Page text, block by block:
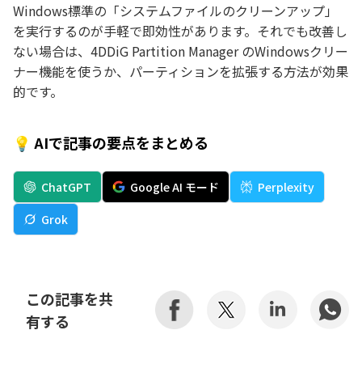
Windows標準の「システムファイルのクリーンアップ」
を実行するのが手軽で即効性があります。それでも改善し
ない場合は、4DDiG Partition Manager のWindowsクリー
ナー機能を使うか、パーティションを拡張する方法が効果
的です。
💡 AIで記事の要点をまとめる
ChatGPT Google AI モード
Perplexity
Grok
この記事を共
有する